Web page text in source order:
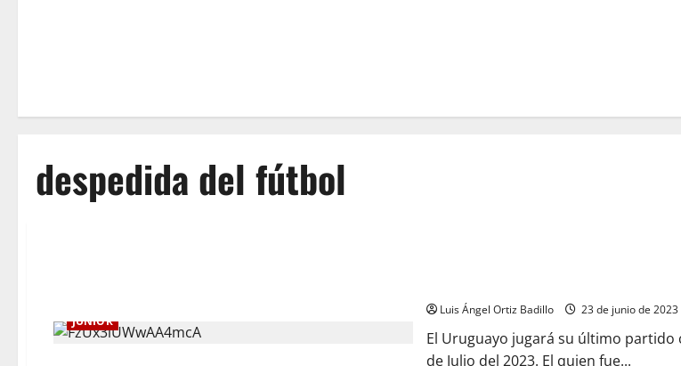
despedida del fútbol
JUNIOR
Luis Ángel Ortiz Badillo 23 de junio de 2023
El Uruguayo jugará su último partido
de Julio del 2023. El quien fue...